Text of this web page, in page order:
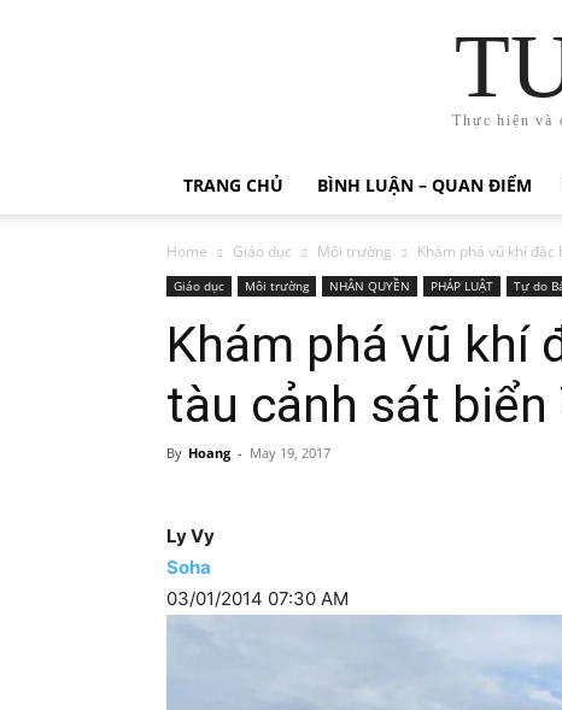
Thực hiện và
TRANG CHỦ BÌNH LUẬN – QUAN ĐIỂM
Home Giáo dục Môi trường Khám phá vũ khí
Giáo dục Môi trường NHÂN QUYỀN PHÁP LUẬT Tự do
Khám phá vũ khí
tàu cảnh sát biển
By Hoang - May 19, 2017
Ly Vy
Soha
03/01/2014 07:30 AM